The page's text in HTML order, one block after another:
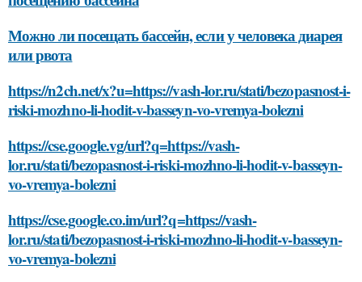
Можно ли посещать бассейн, если у человека диарея
или рвота
https://n2ch.net/x?u=https://vash-lor.ru/stati/bezopasnost-i-
riski-mozhno-li-hodit-v-basseyn-vo-vremya-bolezni
https://cse.google.vg/url?q=https://vash-
lor.ru/stati/bezopasnost-i-riski-mozhno-li-hodit-v-basseyn-
vo-vremya-bolezni
https://cse.google.co.im/url?q=https://vash-
lor.ru/stati/bezopasnost-i-riski-mozhno-li-hodit-v-basseyn-
vo-vremya-bolezni